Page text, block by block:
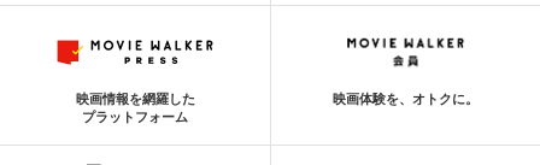
映画情報を網羅した
プラットフォーム
映画体験を、オトクに。